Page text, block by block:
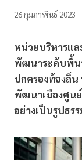
26 กุมภาพันธ์ 2023
หน่วยบริหารแ
พัฒนาระดับพื้น
ปกครองท้องถิ่น
พัฒนาเมืองศูน
อย่างเป็นรูปธร